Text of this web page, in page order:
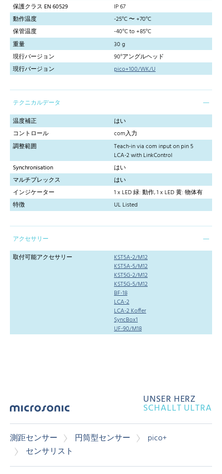
保護クラス EN 60529
IP 67
動作温度
-25°C 〜 +70°C
保管温度
-40°C to +85°C
重量
30 g
現行バージョン
90°アングルヘッド
現行バージョン
pico+100/WK/U
テクニカルデータ
温度補正
はい
コントロール
com入力
調整範囲
Teach-in via com input on pin 5
LCA-2 with LinkControl
Synchronisation
はい
マルチプレックス
はい
インジケーター
1 x LED 緑: 動作, 1 x LED 黄: 物体有
特徴
UL Listed
アクセサリー
取付可能アクセサリー
KST5A-2/M12
KST5A-5/M12
KST5G-2/M12
KST5G-5/M12
BF-18
LCA-2
LCA-2 Koffer
SyncBox1
UF-90/M18
UNSER HERZ
SCHALLT ULTRA
測距センサー 円筒型センサー
pico+
センサリスト